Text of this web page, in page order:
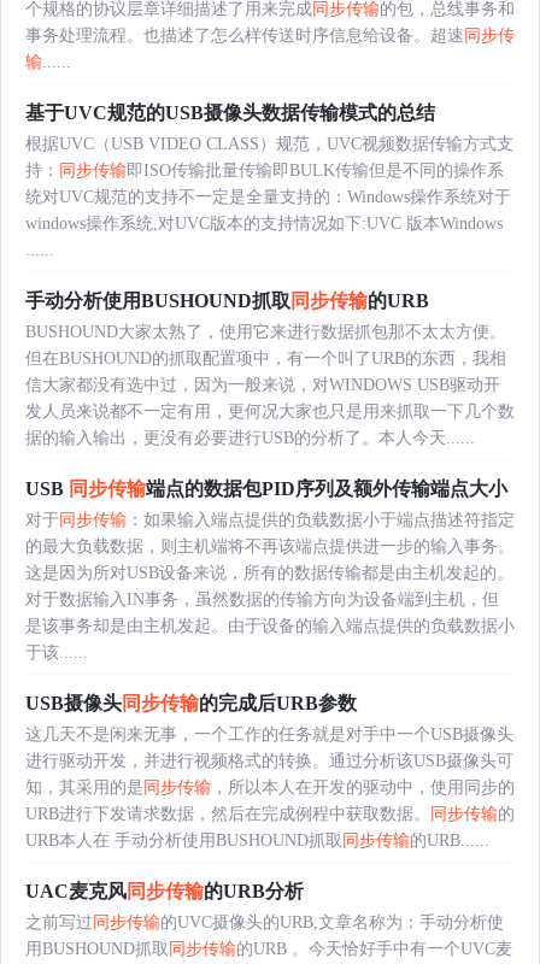
个规格的协议层章详细描述了用来完成 同步传输的包，总线事务和
事务处理流程。也描述了怎么样传送时序信息给设备。超速 同步传
输
基于UVC规范的USB摄像头数据传输模式的总结
根据UVC（USB VIDEO CLASS）规范，UVC视频数据传输方式支
持： 同步传输即ISO传输批量传输即BULK传输但是不同的操作系
统对UVC规范的支持不一定是全量支持的：Windows操作系统对于
windows操作系统,对UVC版本的支持情况如下:UVC 版本Windows
手动分析使用BUSHOUND抓取 同步传输的URB
BUSHOUND大家太熟了，使用它来进行数据抓包那不太太方便。
但在BUSHOUND的抓取配置项中，有一个叫了URB的东西，我相
信大家都没有选中过，因为一般来说，对WINDOWS USB驱动开
发人员来说都不一定有用，更何况大家也只是用来抓取一下几个数
据的输入输出，更没有必要进行USB的分析了。本人今天......
USB 同步传输端点的数据包PID序列及额外传输端点大小
对于 同步传输 ：如果输入端点提供的负载数据小于端点描述符指定
的最大负载数据，则主机端将不再该端点提供进一步的输入事务。
这是因为所对USB设备来说，所有的数据传输都是由主机发起的。
对于数据输入IN事务，虽然数据的传输方向为设备端到主机，但
是该事务却是由主机发起。由于设备的输入端点提供的负载数据小
于该......
USB摄像头同步传输的完成后URB参数
这几天不是闲来无事，一个工作的任务就是对手中一个USB摄像头
进行驱动开发，并进行视频格式的转换。通过分析该USB摄像头可
知，其采用的是 同步传输 ，所以本人在开发的驱动中，使用同步的
URB进行下发请求数据，然后在完成例程中获取数据。
同步传输的
URB本人在 手动分析使用BUSHOUND抓取 同步传输的URB......
UAC麦克风同步传输的URB分析
之前写过 同步传输的UVC摄像头的URB,文章名称为：手动分析使
用BUSHOUND抓取 同步传输的URB 。今天恰好手中有一个UVC麦